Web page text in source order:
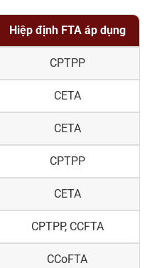
Hiệp định FTA áp dụng
CPTPP
CETA
CETA
CPTPP
CETA
CPTPP, CCFTA
CCoFTA